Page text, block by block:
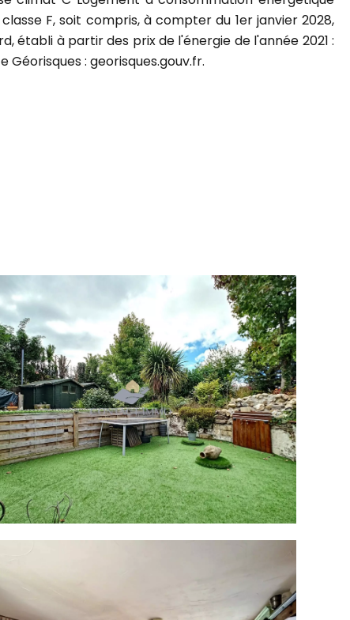
F, soit compris, à compter du 1er janvier 2028,
établi à partir des prix de l'énergie de l'année 2021 :
: georisques.gouv.fr.